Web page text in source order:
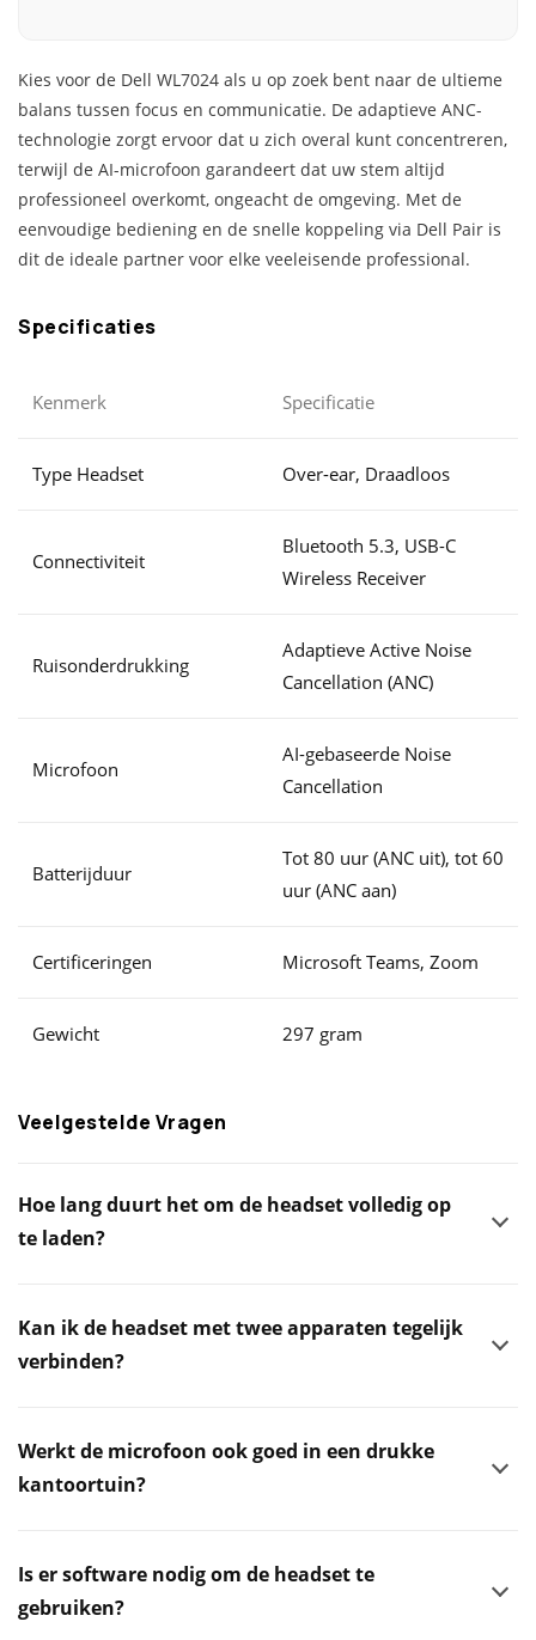
Kies voor de Dell WL7024 als u op zoek bent naar de ultieme
balans tussen focus en communicatie. De adaptieve ANC-
technologie zorgt ervoor dat u zich overal kunt concentreren,
terwijl de AI-microfoon garandeert dat uw stem altijd
professioneel overkomt, ongeacht de omgeving. Met de
eenvoudige bediening en de snelle koppeling via Dell Pair is
dit de ideale partner voor elke veeleisende professional.
Specificaties
Kenmerk Specificatie
Type Headset Over-ear, Draadloos
Connectiviteit
Bluetooth 5.3, USB-C
Wireless Receiver
Ruisonderdrukking
Adaptieve Active Noise
Cancellation (ANC)
Microfoon
AI-gebaseerde Noise
Cancellation
Batterijduur
Tot 80 uur (ANC uit), tot 60
uur (ANC aan)
Certificeringen Microsoft Teams, Zoom
Gewicht 297 gram
Veelgestelde Vragen
Hoe lang duurt het om de headset volledig op
te laden?
Kan ik de headset met twee apparaten tegelijk
verbinden?
Werkt de microfoon ook goed in een drukke
kantoortuin?
Is er software nodig om de headset te
gebruiken?